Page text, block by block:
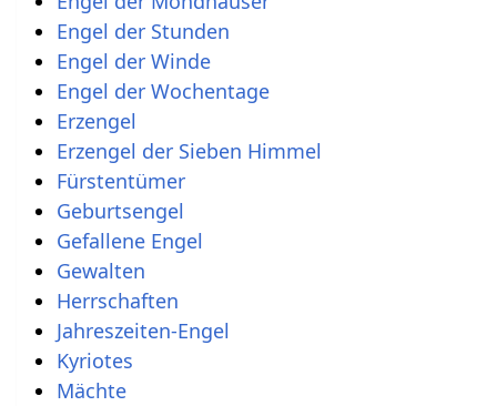
Engel der Stunden
Engel der Winde
Engel der Wochentage
Erzengel
Erzengel der Sieben Himmel
Fürstentümer
Geburtsengel
Gefallene Engel
Gewalten
Herrschaften
Jahreszeiten-Engel
Kyriotes
Mächte